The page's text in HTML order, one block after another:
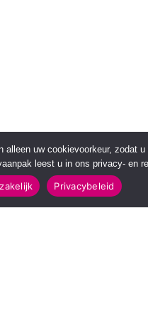
uw cookievoorkeur, zodat
leest u in ons privacy- en
Privacybeleid